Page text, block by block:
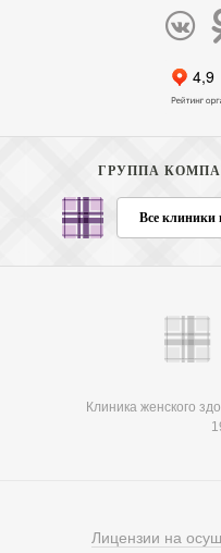
ГРУППА
Все клиники
Клиника женского
Лицензии на